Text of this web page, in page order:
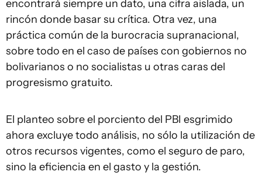
encontrará siempre un dato, una cifra aislada, un
rincón donde basar su crítica. Otra vez, una
práctica común de la burocracia supranacional,
sobre todo en el caso de países con gobiernos no
bolivarianos o no socialistas u otras caras del
progresismo gratuito.
El planteo sobre el porciento del PBI esgrimido
ahora excluye todo análisis, no sólo la utilización de
otros recursos vigentes, como el seguro de paro,
sino la eficiencia en el gasto y la gestión.